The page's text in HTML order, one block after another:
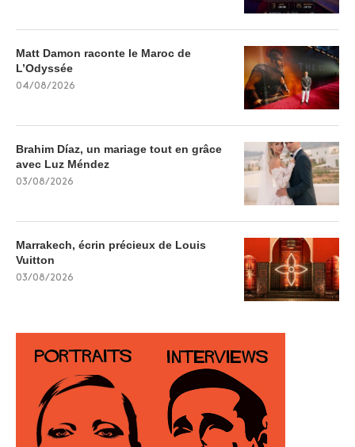
Matt Damon raconte le Maroc de
L’Odyssée
04/08/2026
Brahim Díaz, un mariage tout en grâce
avec Luz Méndez
03/08/2026
Marrakech, écrin précieux de Louis
Vuitton
03/08/2026